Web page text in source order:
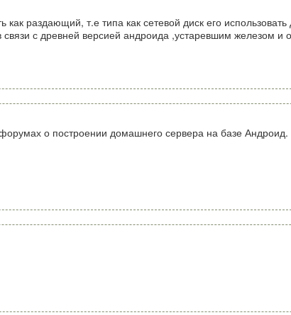
раздающий, т.е типа как сетевой диск его использовать
с древней версией андроида ,устаревшим железом и
о построении домашнего сервера на базе